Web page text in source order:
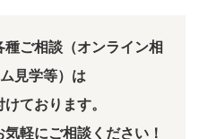
ご相談（オンライン相
見学等）は
ております。
軽にご相談ください！